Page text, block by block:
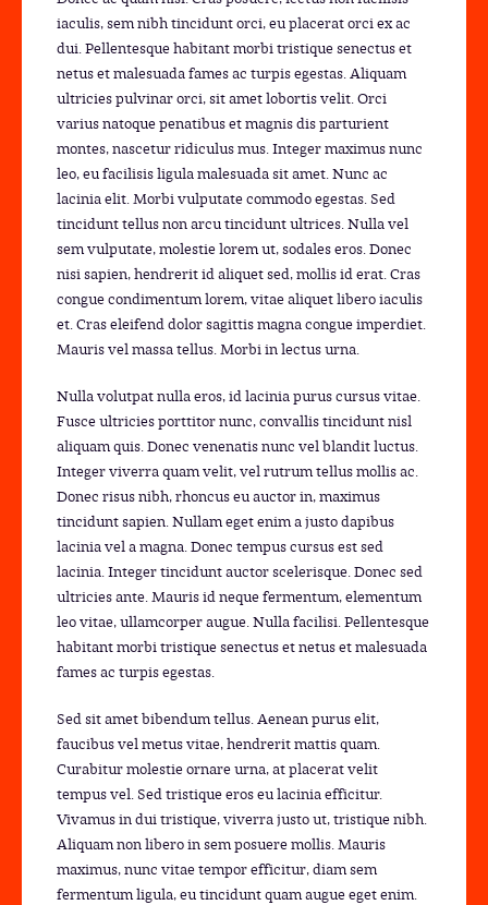
iaculis, sem nibh tincidunt orci, eu placerat orci ex ac
dui. Pellentesque habitant morbi tristique senectus et
netus et malesuada fames ac turpis egestas. Aliquam
ultricies pulvinar orci, sit amet lobortis velit. Orci
varius natoque penatibus et magnis dis parturient
montes, nascetur ridiculus mus. Integer maximus nunc
leo, eu facilisis ligula malesuada sit amet. Nunc ac
lacinia elit. Morbi vulputate commodo egestas. Sed
tincidunt tellus non arcu tincidunt ultrices. Nulla vel
sem vulputate, molestie lorem ut, sodales eros. Donec
nisi sapien, hendrerit id aliquet sed, mollis id erat. Cras
congue condimentum lorem, vitae aliquet libero iaculis
et. Cras eleifend dolor sagittis magna congue imperdiet.
Mauris vel massa tellus. Morbi in lectus urna.
Nulla volutpat nulla eros, id lacinia purus cursus vitae.
Fusce ultricies porttitor nunc, convallis tincidunt nisl
aliquam quis. Donec venenatis nunc vel blandit luctus.
Integer viverra quam velit, vel rutrum tellus mollis ac.
Donec risus nibh, rhoncus eu auctor in, maximus
tincidunt sapien. Nullam eget enim a justo dapibus
lacinia vel a magna. Donec tempus cursus est sed
lacinia. Integer tincidunt auctor scelerisque. Donec sed
ultricies ante. Mauris id neque fermentum, elementum
leo vitae, ullamcorper augue. Nulla facilisi. Pellentesque
habitant morbi tristique senectus et netus et malesuada
fames ac turpis egestas.
Sed sit amet bibendum tellus. Aenean purus elit,
faucibus vel metus vitae, hendrerit mattis quam.
Curabitur molestie ornare urna, at placerat velit
tempus vel. Sed tristique eros eu lacinia efficitur.
Vivamus in dui tristique, viverra justo ut, tristique nibh.
Aliquam non libero in sem posuere mollis. Mauris
maximus, nunc vitae tempor efficitur, diam sem
fermentum ligula, eu tincidunt quam augue eget enim.